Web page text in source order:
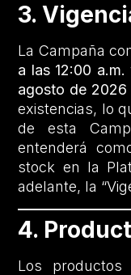
3.
La Campaña
a las 12:00 a.m.
agosto de 2026
existencias, lo
de esta
entenderá
stock en la
adelante, la
4.
Los